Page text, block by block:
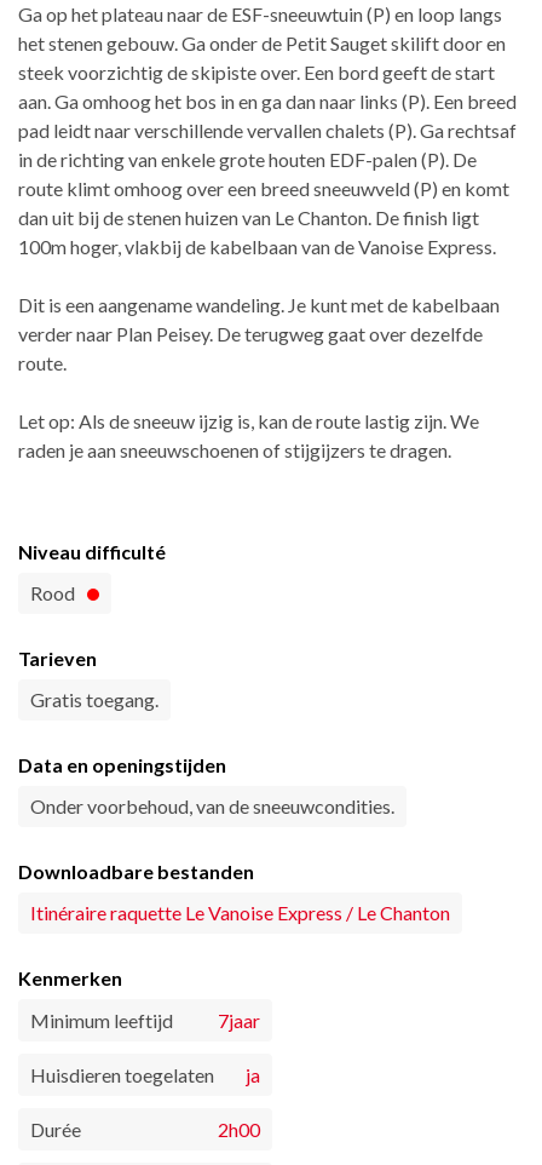
Ga op het plateau naar de ESF-sneeuwtuin (P) en loop langs
het stenen gebouw. Ga onder de Petit Sauget skilift door en
steek voorzichtig de skipiste over. Een bord geeft de start
aan. Ga omhoog het bos in en ga dan naar links (P). Een breed
pad leidt naar verschillende vervallen chalets (P). Ga rechtsaf
in de richting van enkele grote houten EDF-palen (P). De
route klimt omhoog over een breed sneeuwveld (P) en komt
dan uit bij de stenen huizen van Le Chanton. De finish ligt
100m hoger, vlakbij de kabelbaan van de Vanoise Express.
Dit is een aangename wandeling. Je kunt met de kabelbaan
verder naar Plan Peisey. De terugweg gaat over dezelfde
route.
Let op: Als de sneeuw ijzig is, kan de route lastig zijn. We
raden je aan sneeuwschoenen of stijgijzers te dragen.
Niveau difficulté
Rood
Tarieven
Gratis toegang.
Data en openingstijden
Onder voorbehoud, van de sneeuwcondities.
Downloadbare bestanden
Itinéraire raquette Le Vanoise Express / Le Chanton
Kenmerken
Minimum leeftijd
7jaar
Huisdieren toegelaten ja
Durée 2h00